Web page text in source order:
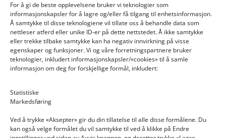
For å gi de beste opplevelsene bruker vi teknologier som
informasjonskapsler for å lagre og/eller få tilgang til enhetsinformasjon.
Å samtykke til disse teknologiene vil tillate oss å behandle data som
nettleser atferd eller unike ID-er på dette nettstedet. Å ikke samtykke
eller trekke tilbake samtykke kan ha negativ innvirkning på visse
egenskaper og funksjoner. Vi og våre forretningspartnere bruker
teknologier, inkludert informasjonskapsler/«cookies» til å samle
informasjon om deg for forskjellige formål, inkludert:
Statistiske
Markedsføring
Ved å trykke «Aksepter» gir du din tillatelse til alle disse formålene. Du
kan også velge formålet du vil samtykke til ved å klikke på Endre